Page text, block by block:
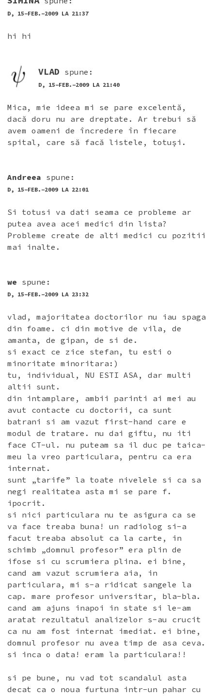
D, 15-FEB.-2009 LA 21:37
hi hi
VLAD spune:
D, 15-FEB.-2009 LA 21:40
Mica, mie ideea mi se pare excelentă,
dacă doru nu are dreptate. Ar trebui să
avem oameni de încredere în fiecare
spital, care să facă listele, totuşi.
Andreea spune:
D, 15-FEB.-2009 LA 22:01
Si totusi va dati seama ce probleme ar
putea avea acei medici din lista?
Probleme create de alti medici cu pozitii
mai inalte.
we spune:
D, 15-FEB.-2009 LA 23:32
vlad, majoritatea doctorilor nu iau spaga
din foame. ci din motive de vila, de
amanta, de gipan, de si de.
si exact ce zice stefan, tu esti o
minoritate minoritara:)
tu, individual, NU ESTI ASA, dar multi
altii sunt.
din intamplare, ambii parinti ai mei au
avut contacte cu doctorii, ca sunt
batrani si am vazut first-hand care e
modul de tratare. nu dai giftu, nu iti
face CT-ul. nu puteam sa il duc pe taica-
meu la vreo particulara, pentru ca era
internat.
sunt „tarife” la toate nivelele si ca sa
negi realitatea asta mi se pare f.
ipocrit.
si nici particulara nu te asigura ca se
va face treaba buna! un radiolog si-a
facut treaba absolut ca la carte, in
schimb „domnul profesor” era plin de
ifose si cu scrumiera plina. ei bine,
cand am vazut scrumiera aia, in
particulara, mi s-a ridicat sangele la
cap. mare profesor universitar, bla-bla.
cand am ajuns inapoi in state si le-am
aratat rezultatul analizelor s-au crucit
ca nu am fost internat imediat. ei bine,
domnul profesor nu avea timp de asa ceva.
si inca o data! eram la particulara!!
si pe bune, nu vad tot scandalul asta
decat ca o noua furtuna intr-un pahar cu